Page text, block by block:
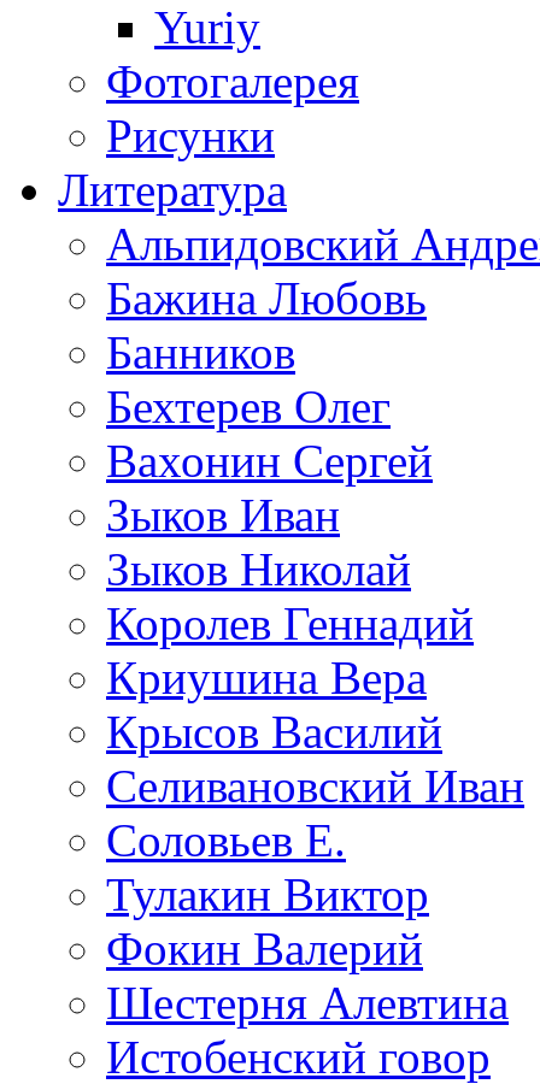
Yuriy
Фотогалерея
Рисунки
Литература
Альпидовский
Бажина Любовь
Банников
Бехтерев Олег
Вахонин Сергей
Зыков Иван
Зыков Николай
Королев Геннадий
Криушина Вера
Крысов Василий
Селивановский Иван
Соловьев Е.
Тулакин Виктор
Фокин Валерий
Шестерня Алевтина
Истобенский говор